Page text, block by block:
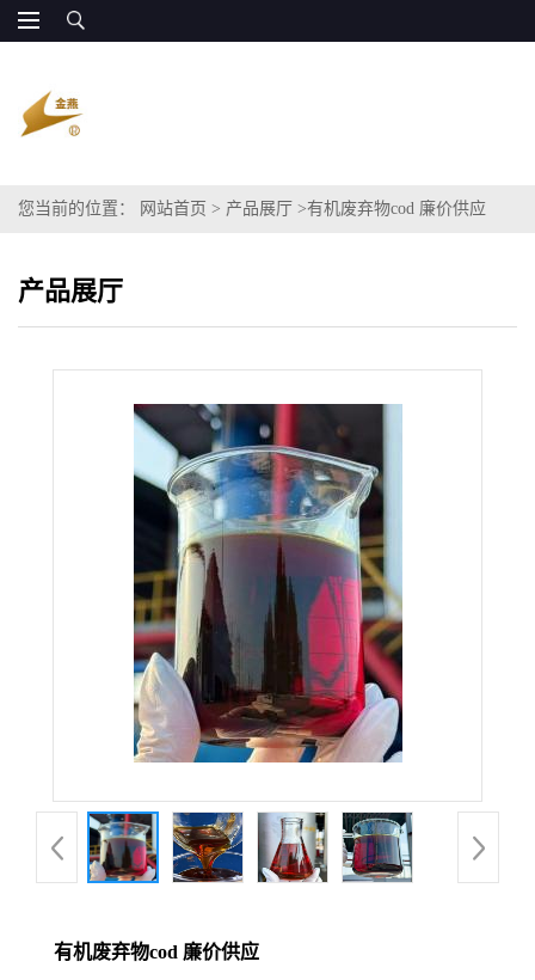
您当前的位置： 网站首页 > 产品展厅 >有机废弃物cod 廉价供应
产品展厅
有机废弃物cod 廉价供应